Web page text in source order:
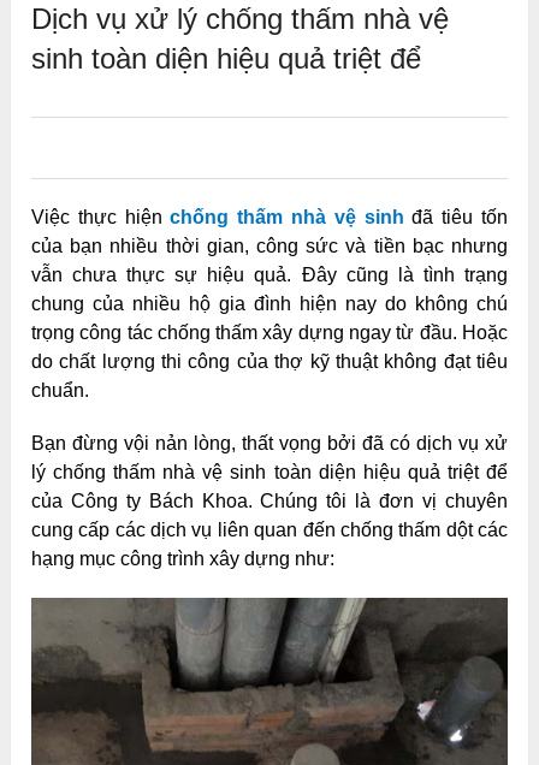
Dịch vụ xử lý chống thấm nhà vệ
sinh toàn diện hiệu quả triệt để
Việc thực hiệnchống thấm nhà vệ sinh đã tiêu tốn
của bạn nhiều thời gian, công sức và tiền bạc nhưng
vẫn chưa thực sự hiệu quả. Đây cũng là tình trạng
chung của nhiều hộ gia đình hiện nay do không chú
trọng công tác chống thấm xây dựng ngay từ đầu. Hoặc
do chất lượng thi công của thợ kỹ thuật không đạt tiêu
chuẩn.
Bạn đừng vội nản lòng, thất vọng bởi đã có dịch vụ xử
lý chống thấm nhà vệ sinh toàn diện hiệu quả triệt để
của Công ty Bách Khoa. Chúng tôi là đơn vị chuyên
cung cấp các dịch vụ liên quan đến chống thấm dột các
hạng mục công trình xây dựng như: